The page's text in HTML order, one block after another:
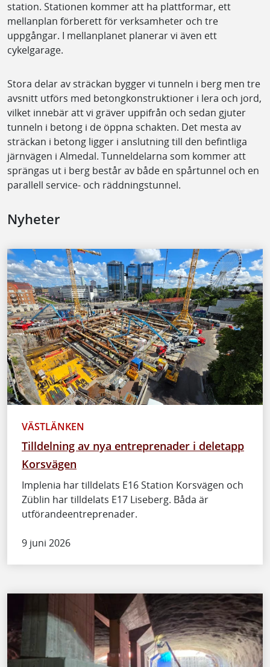
station. Stationen kommer att ha plattformar, ett
mellanplan förberett för verksamheter och tre
uppgångar. I mellanplanet planerar vi även ett
cykelgarage.
Stora delar av sträckan bygger vi tunneln i berg men tre
avsnitt utförs med betongkonstruktioner i lera och jord,
vilket innebär att vi gräver uppifrån och sedan gjuter
tunneln i betong i de öppna schakten. Det mesta av
sträckan i betong ligger i anslutning till den befintliga
järnvägen i Almedal. Tunneldelarna som kommer att
sprängas ut i berg består av både en spårtunnel och en
parallell service- och räddningstunnel.
Nyheter
VÄSTLÄNKEN
Tilldelning av nya entreprenader i deletapp
Korsvägen
Implenia har tilldelats E16 Station Korsvägen och
Züblin har tilldelats E17 Liseberg. Båda är
utförandeentreprenader.
9 juni 2026